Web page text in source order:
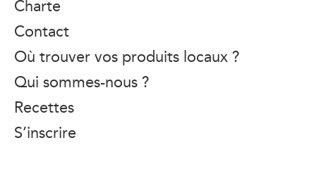
Charte
Contact
Où trouver vos produits locaux ?
Qui sommes-nous ?
Recettes
S’inscrire